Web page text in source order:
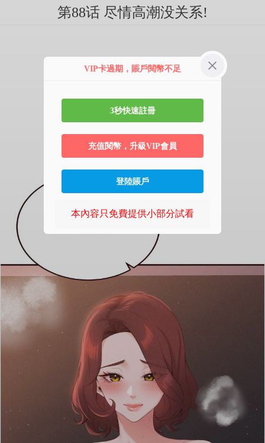
第88话 尽情高潮没关系!
VIP卡過期，賬戶閱幣不足
3秒快速註冊
充值閱幣，升級VIP會員
登陸賬戶
本內容只免費提供小部分試看